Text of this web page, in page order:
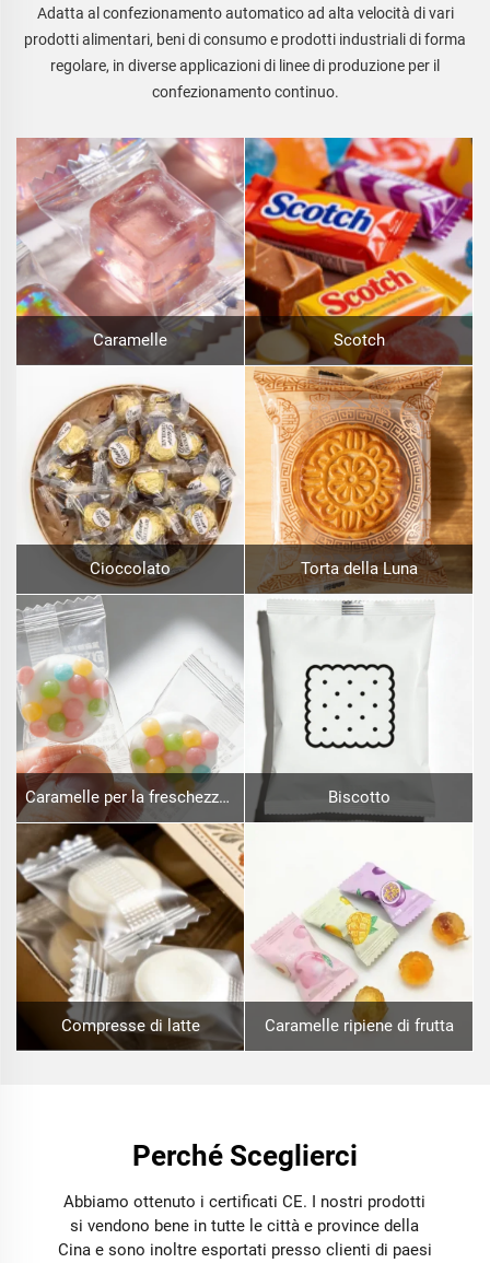
Adatta al confezionamento automatico ad alta velocità di vari
prodotti alimentari, beni di consumo e prodotti industriali di forma
regolare, in diverse applicazioni di linee di produzione per il
confezionamento continuo.
Caramelle Scotch
Cioccolato Torta della Luna
Caramelle per la freschezza dell'alito Biscotto
Compresse di latte Caramelle ripiene di frutta
Perché Sceglierci
Abbiamo ottenuto i certificati CE. I nostri prodotti
si vendono bene in tutte le città e province della
Cina e sono inoltre esportati presso clienti di paesi